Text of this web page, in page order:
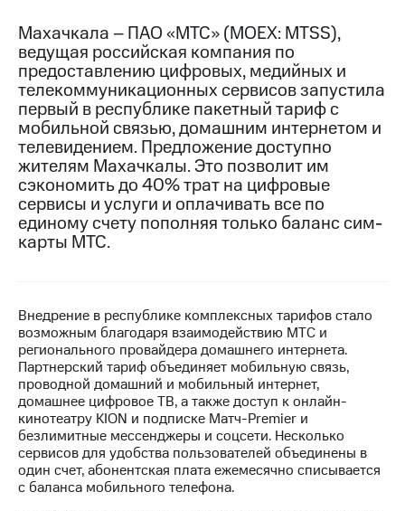
Контакты
Медиа-центр
Пресс-
релизы
МТС
о технологиях
Достижения
Интервью
Контакты
Новости
в
регионе
и акционерам
Корпоративное
управление
Махачкала – ПАО «МТС» (MOEX: MTSS),
ведущая российская компания по
предоставлению цифровых, медийных и
телекоммуникационных сервисов запустила
первый в республике пакетный тариф с
мобильной связью, домашним интернетом и
телевидением. Предложение доступно
жителям Махачкалы. Это позволит им
сэкономить до 40% трат на цифровые
сервисы и услуги и оплачивать все по
единому счету пополняя только баланс сим-
карты МТС.
Внедрение в республике комплексных тарифов стало
возможным благодаря взаимодействию МТС и
регионального провайдера домашнего интернета.
Партнерский тариф объединяет мобильную связь,
проводной домашний и мобильный интернет,
домашнее цифровое ТВ, а также доступ к онлайн-
кинотеатру KION и подписке Матч-Premier и
безлимитные мессенджеры и соцсети. Несколько
сервисов для удобства пользователей объединены в
один счет, абонентская плата ежемесячно списывается
с баланса мобильного телефона.